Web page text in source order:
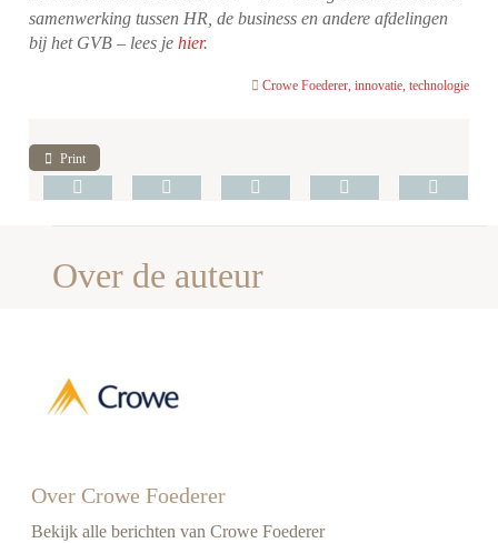
samenwerking tussen HR, de business en andere afdelingen
bij het GVB – lees jehier.
Crowe Foederer, innovatie, technologie
Print
Over de auteur
Over Crowe Foederer
Bekijk alle berichten van Crowe Foederer